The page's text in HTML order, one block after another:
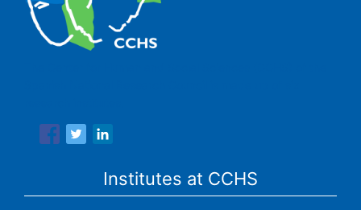
Institutes at CCHS